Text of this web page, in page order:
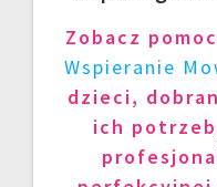
Zobacz
Wspieranie
dzieci,
ich